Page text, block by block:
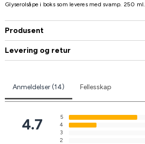
Glyserolsåpe i boks som leveres med svamp. 250 ml.
Produsent
Levering og retur
Anmeldelser (14) Fellesskap
4.7 5
4
3
2